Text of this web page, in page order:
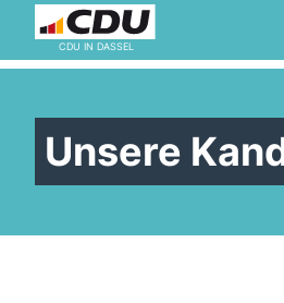
CDU IN DASSEL
Unsere